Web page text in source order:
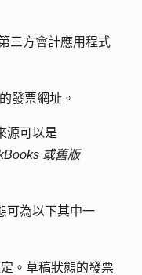
三方會計應用程式
發票網址。
源可以是
或舊版
可為以下其中一
。草稿狀態的發票